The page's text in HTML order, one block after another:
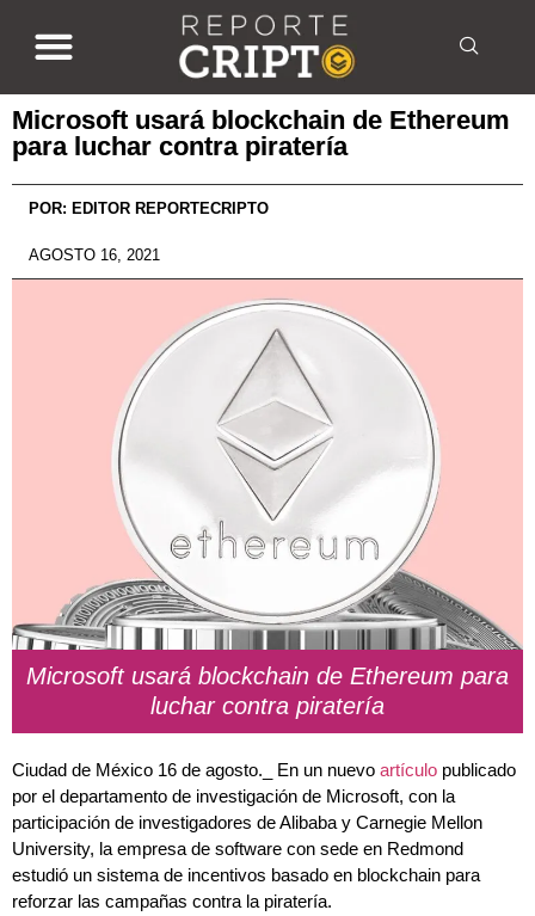
Microsoft usará blockchain de Ethereum
para luchar contra piratería
POR: EDITOR REPORTECRIPTO
AGOSTO 16, 2021
Microsoft usará blockchain de Ethereum para
luchar contra piratería
Ciudad de México 16 de agosto._ En un nuevo artículo publicado
por el departamento de investigación de Microsoft, con la
participación de investigadores de Alibaba y Carnegie Mellon
University, la empresa de software con sede en Redmond
estudió un sistema de incentivos basado en blockchain para
reforzar las campañas contra la piratería.